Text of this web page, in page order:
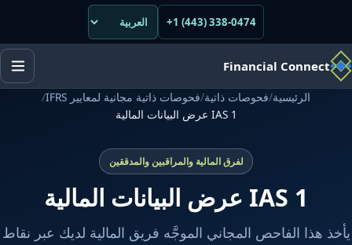
+1 (443) 338-0474
Financial Connect
الرئيسية/فحوصات ذاتية/فحوصات ذاتية مجانية لمعايير IFRS
/
IAS 1 عرض البيانات المالية
لفرق المالية والمراقبين والمدققين
IAS 1 عرض البيانات المالية
يأخذ هذا الفاحص المجاني الموجَّه فريق المالية لديك عبر نقاط